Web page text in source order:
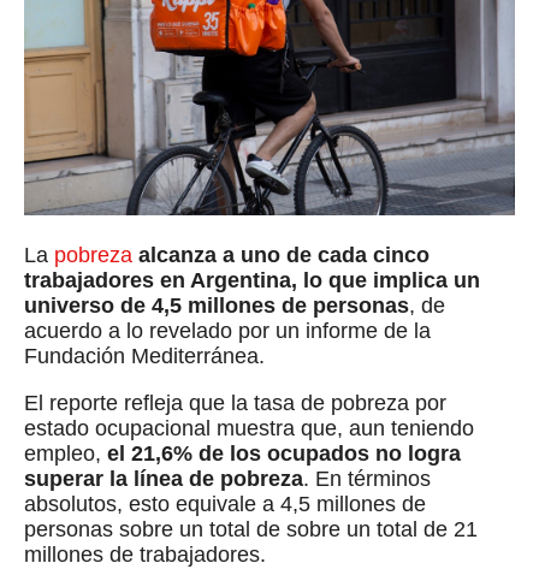
La pobreza alcanza a uno de cada cinco
trabajadores en Argentina, lo que implica un
universo de 4,5 millones de personas, de
acuerdo a lo revelado por un informe de la
Fundación Mediterránea.
El reporte refleja que la tasa de pobreza por
estado ocupacional muestra que, aun teniendo
empleo, el 21,6% de los ocupados no logra
superar la línea de pobreza. En términos
absolutos, esto equivale a 4,5 millones de
personas sobre un total de sobre un total de 21
millones de trabajadores.